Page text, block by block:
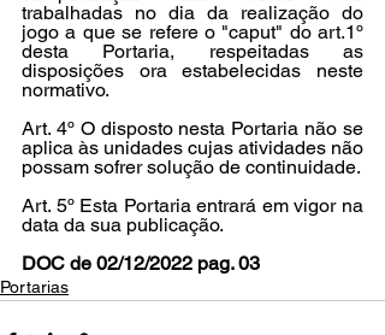
trabalhadas no dia da realização do
jogo a que se refere o "caput" do art.1º
desta Portaria, respeitadas as
disposições ora estabelecidas neste
normativo.
Art. 4º O disposto nesta Portaria não se
aplica às unidades cujas atividades não
Art. 5º Esta Portaria entrará em vigor na
data da sua publicação.
DOC de 02/12/2022 pag. 03
Portarias